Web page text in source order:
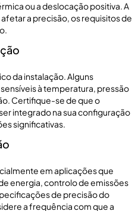
ou a deslocação positiva. A
a precisão, os requisitos de
da instalação. Alguns
à temperatura, pressão
Certifique-se de que o
integrado na sua configuração
significativas.
em aplicações que
energia, controlo de emissões
de precisão do
a frequência com que a